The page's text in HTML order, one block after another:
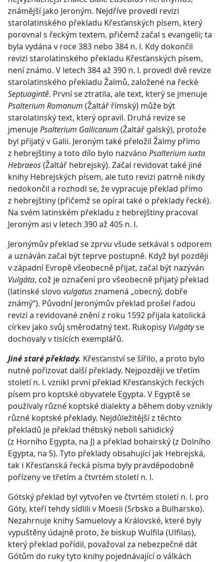
známější jako Jeroným. Nejdříve provedl revizi
starolatinského překladu Křesťanských písem, který
porovnal s řeckým textem, přičemž začal s evangelii; ta
byla vydána v roce 383 nebo 384 n. l. Kdy dokončil
revizi starolatinského překladu Křesťanských písem,
není známo. V letech 384 až 390 n. l. provedl dvě revize
starolatinského překladu Žalmů, založené na řecké
Septuagintě. První se ztratila, ale text, který se jmenuje
Psalterium Romanum (Žaltář římský) může být
starolatinský text, který opravil. Druhá revize se
jmenujePsalterium Gallicanum (Žaltář galský), protože
byl přijatý v Galii. Jeroným také přeložil Žalmy přímo
z hebrejštiny a toto dílo bylo nazváno Psalterium iuxta
Hebraeos(Žaltář hebrejský). Začal revidovat také jiné
knihy Hebrejských písem, ale tuto revizi patrně nikdy
nedokončil a rozhodl se, že vypracuje překlad přímo
z hebrejštiny (přičemž se opíral také o překlady řecké).
Na svém latinském překladu z hebrejštiny pracoval
Jeroným asi v letech 390 až 405 n. l.
Jeronýmův překlad se zprvu všude setkával s odporem
a uznáván začal být teprve postupně. Když byl později
v západní Evropě všeobecně přijat, začal být nazýván
Vulgáta, což je označení pro všeobecně přijatý překlad
(latinské slovo vulgatusznamená „obecný, dobře
známý“). Původní Jeronýmův překlad prošel řadou
revizí a revidované znění z roku 1592 přijala katolická
církev jako svůj směrodatný text. Rukopisy Vulgátyse
dochovaly v tisících exemplářů.
Jiné staré překlady. Křesťanství se šířilo, a proto bylo
nutné pořizovat další překlady. Nejpozději ve třetím
století n. l. vznikl první překlad Křesťanských řeckých
písem pro koptské obyvatele Egypta. V Egyptě se
používaly různé koptské dialekty a během doby vznikly
různé koptské překlady. Nejdůležitější z těchto
překladů je překlad thébský neboli sahidický
(z Horního Egypta, na J) a překlad bohairský (z Dolního
Egypta, na S). Tyto překlady obsahující jak Hebrejská,
tak i Křesťanská řecká písma byly pravděpodobně
pořízeny ve třetím a čtvrtém století n. l.
Gótský překlad byl vytvořen ve čtvrtém století n. l. pro
Góty, kteří tehdy sídlili v Moesii (Srbsko a Bulharsko).
Nezahrnuje knihy Samuelovy a Královské, které byly
vypuštěny údajně proto, že biskup Wulfila (Ulfilas),
který překlad pořídil, považoval za nebezpečné dát
Gótům do ruky tyto knihy pojednávající o válkách